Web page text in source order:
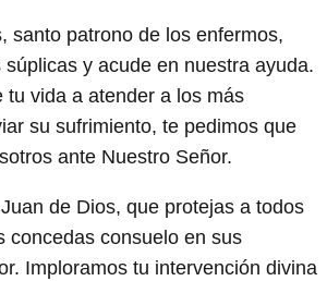
santo patrono de los enfermos,
y acude en nuestra ayuda.
tu vida a atender a los más
su sufrimiento, te pedimos que
ante Nuestro Señor.
de Dios, que protejas a todos
concedas consuelo en sus
Imploramos tu intervención divina